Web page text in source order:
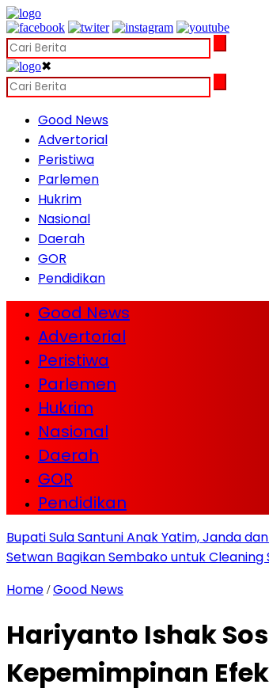
✖
Good News
Advertorial
Peristiwa
Parlemen
Hukrim
Nasional
Daerah
GOR
Pendidikan
Good News
Advertorial
Peristiwa
Parlemen
Hukrim
Nasional
Daerah
GOR
Pendidikan
Bupati Sula Santuni Anak Yatim, Janda
Setwan Bagikan Sembako untuk
Home /Good News
Hariyanto Ishak
Kepemimpinan